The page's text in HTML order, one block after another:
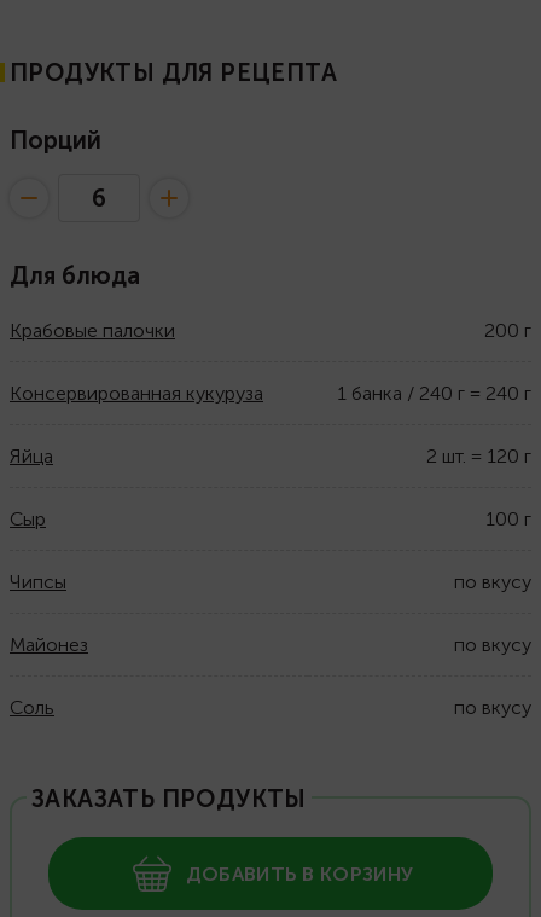
ПРОДУКТЫ ДЛЯ РЕЦЕПТА
Порций
Для блюда
Крабовые палочки 200 г
Консервированная кукуруза 1 банка / 240 г = 240 г
Яйца 2 шт. = 120 г
Сыр 100 г
Чипсы по вкусу
Майонез по вкусу
Соль по вкусу
ЗАКАЗАТЬ ПРОДУКТЫ
ДОБАВИТЬ В КОРЗИНУ